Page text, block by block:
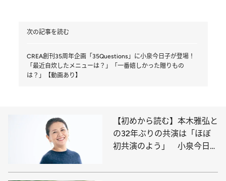
次の記事を読む
CREA創刊35周年企画「35Questions」に小泉今日子が登場！
「最近自炊したメニューは？」「一番嬉しかった贈りもの
は？」【動画あり】
【初めから読む】本木雅弘と
の32年ぶりの共演は「ほぼ
初共演のよう」 小泉今日子
観に“自信”を持つこと